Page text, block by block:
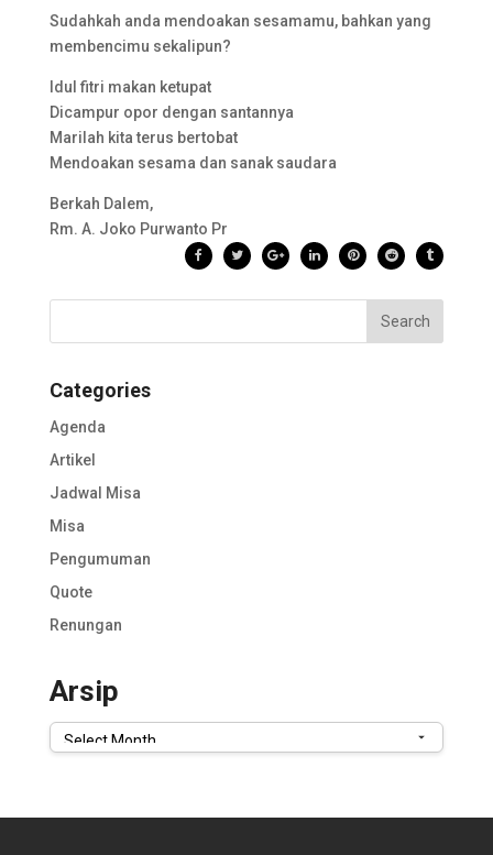
Sudahkah anda mendoakan sesamamu, bahkan yang
membencimu sekalipun?
Idul fitri makan ketupat
Dicampur opor dengan santannya
Marilah kita terus bertobat
Mendoakan sesama dan sanak saudara
Berkah Dalem,
Rm. A. Joko Purwanto Pr
Categories
Agenda
Artikel
Jadwal Misa
Misa
Pengumuman
Quote
Renungan
Arsip
Arsip